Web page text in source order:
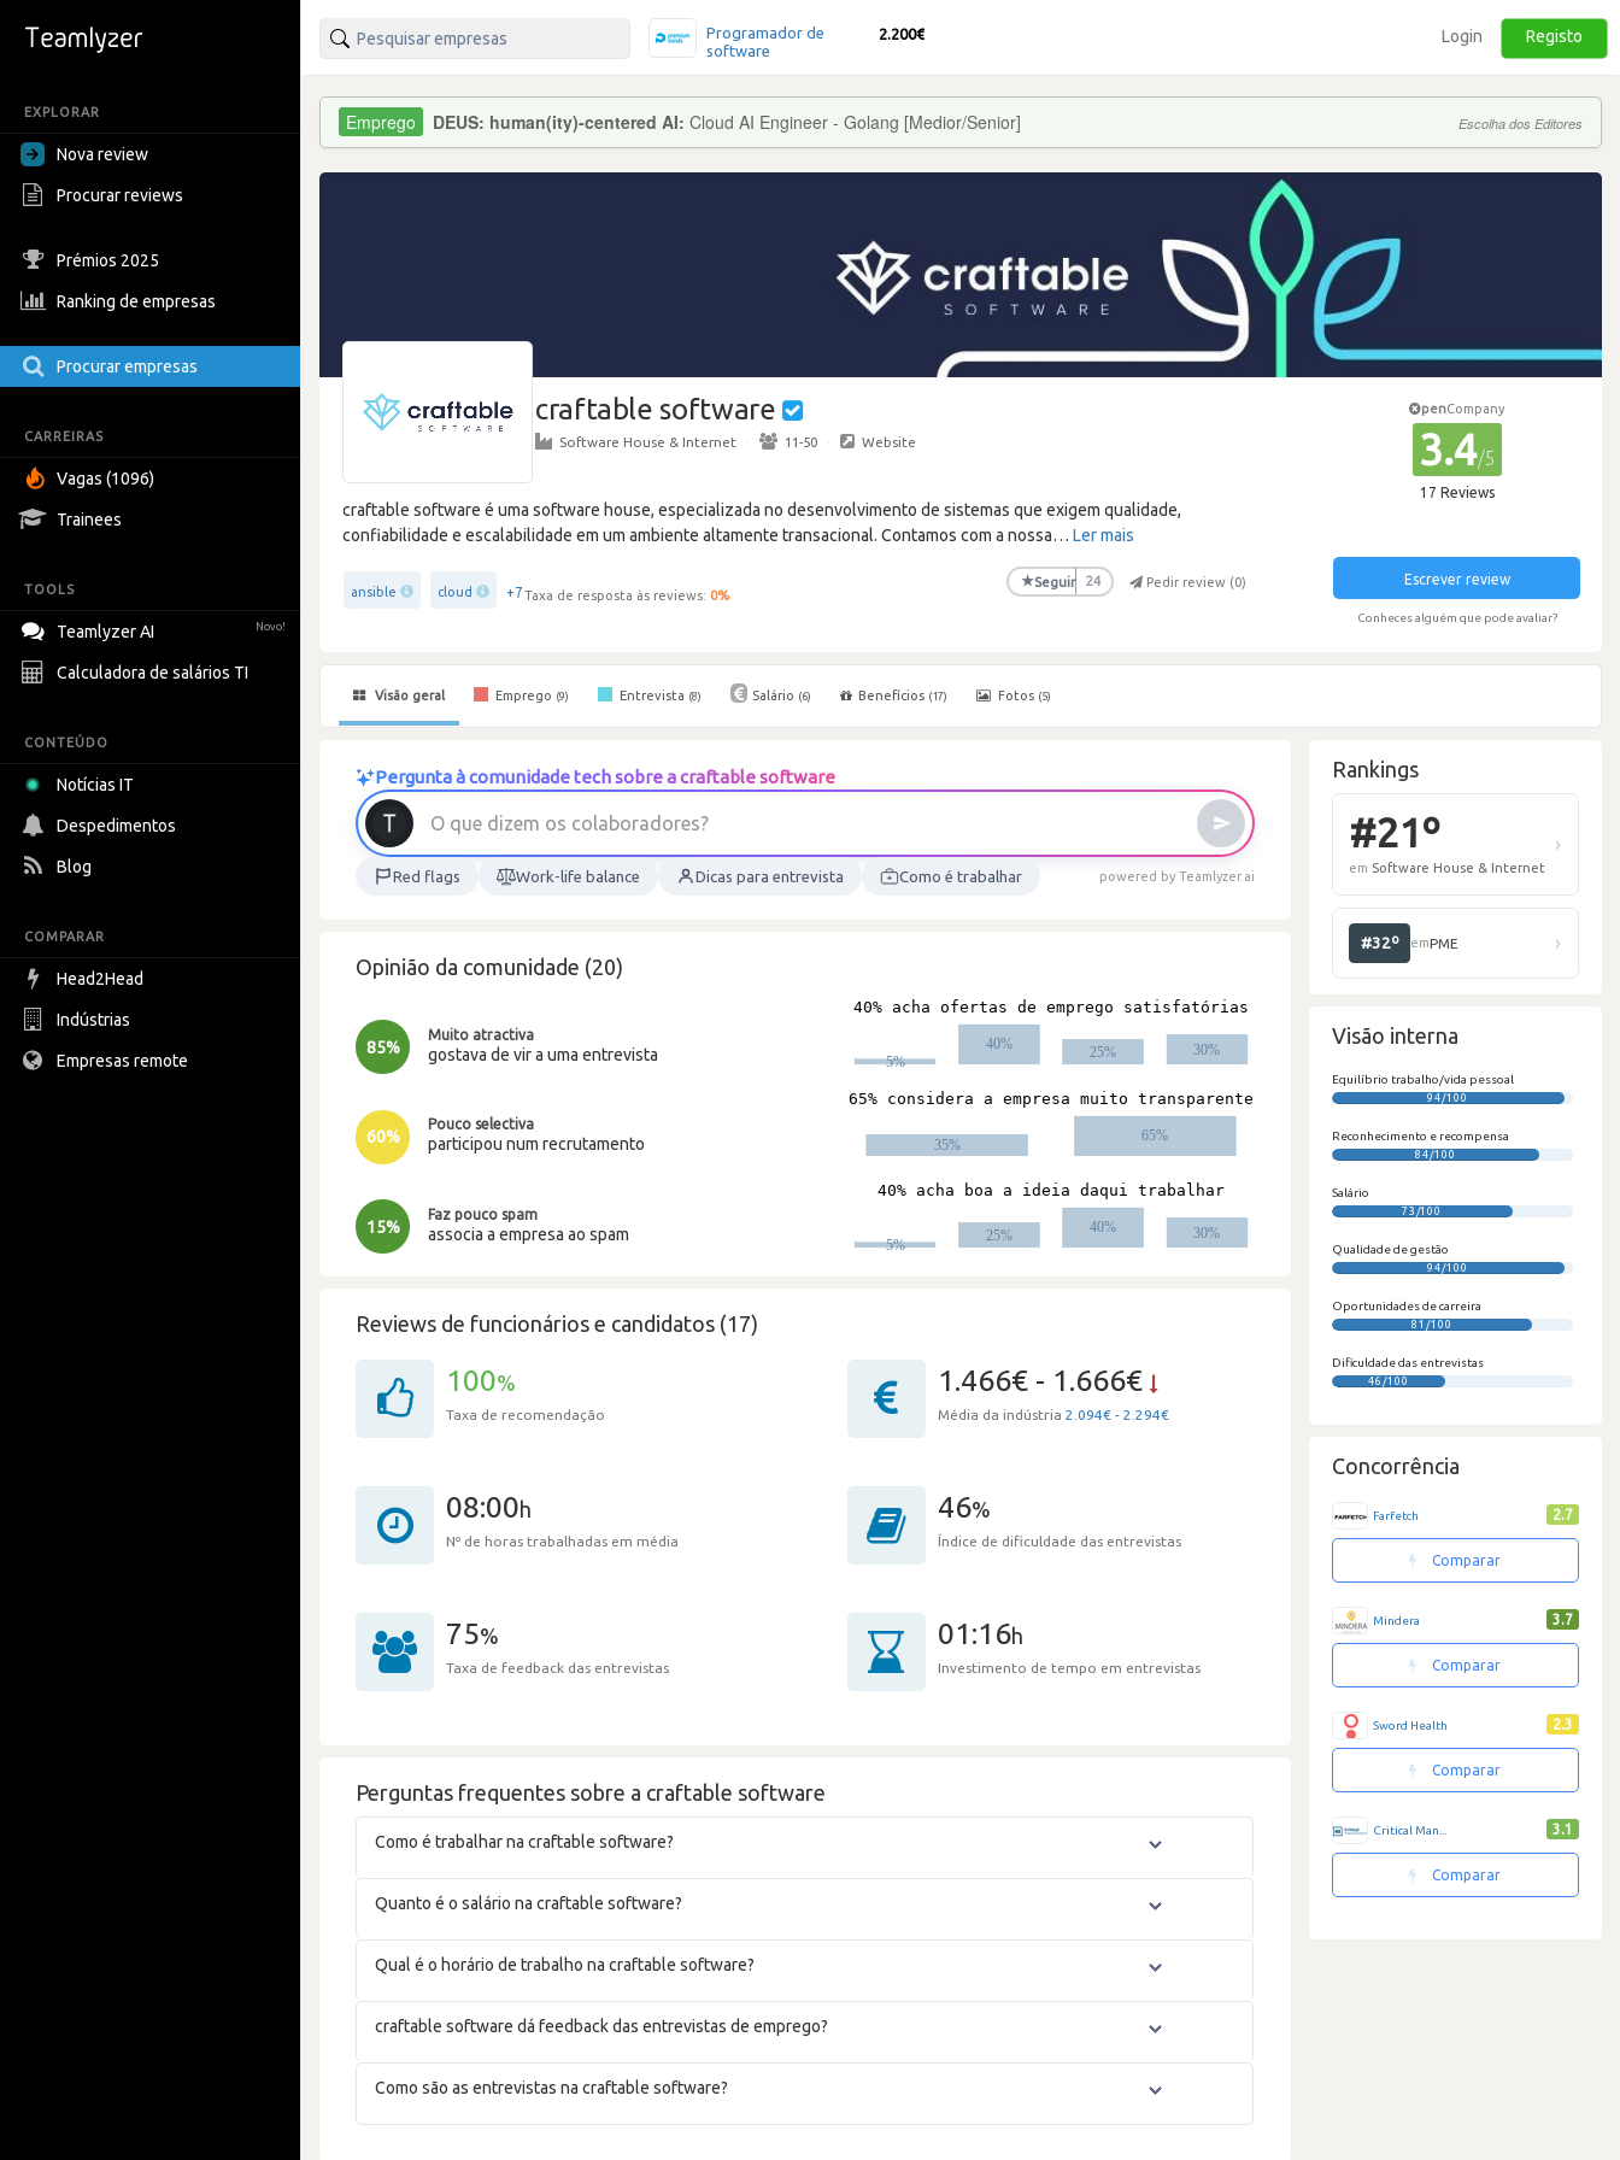
EXPLORAR
Nova review
Procurar reviews
Prémios 2025
Ranking de empresas
Procurar empresas
CARREIRAS
Vagas (1096)
Trainees
TOOLS
Teamlyzer AI Novo!
Calculadora de salários TI
CONTEÚDO
Notícias IT
Despedimentos
Blog
COMPARAR
Head2Head
Indústrias
Empresas remote
Programador de
software
2.200€ Login Registo
DEUS: human(ity)-centered AI: Cloud AI Engineer - Golang [Medior/Senior] Escolha dos Editores
craftable software
Software House & Internet · 11-50 · Website
craftable software é uma software house, especializada no desenvolvimento de sistemas que exigem qualidade,
confiabilidade e escalabilidade em um ambiente altamente transacional. Contamos com a nossa… Ler mais
ansible cloud +7Taxa de resposta às reviews: 0%
★Seguir 24 Pedir review (0)
penCompany
3.4/5
17 Reviews
Escrever review
Conheces alguém que pode avaliar?
Visão geral Emprego (9) Entrevista (8) Salário (6) Benefícios (17) Fotos (5)
Pergunta à comunidade tech sobre a craftable software
O que d izem os colaboradores?
Red flags Work-life balance Dicas para entrevista Como é trabalhar powered by Teamlyzer.ai
Opinião da comunidade (20)
85%
Muito atractiva
gostava de vir a uma entrevista
60%
Pouco selectiva
participou num recrutamento
15%
Faz pouco spam
associa a empresa ao spam
Reviews de funcionários e candidatos (17)
100%
Taxa de recomendação
1.466€ - 1.666€
Média da indústria 2.094€ - 2.294€
08:00h
Nº de horas trabalhadas em média
46%
Índice de dificuldade das entrevistas
75%
Taxa de feedback das entrevistas
01:16h
Investimento de tempo em entrevistas
Perguntas frequentes sobre a craftable software
Como é trabalhar na craftable software?
Quanto é o salário na craftable software?
Qual é o horário de trabalho na craftable software?
craftable software dá feedback das entrevistas de emprego?
Como são as entrevistas na craftable software?
Rankings
Visão interna
Equilíbrio trabalho/vida pessoal
94/100
Reconhecimento e recompensa
84/100
Salário
73/100
Qualidade de gestão
94/100
Oportunidades de carreira
81/100
Dificuldade das entrevistas
46/100
Concorrência
Farfetch 2.7
Comparar
Mindera 3.7
Comparar
Sword Health 2.3
Comparar
Critical Man... 3.1
Comparar